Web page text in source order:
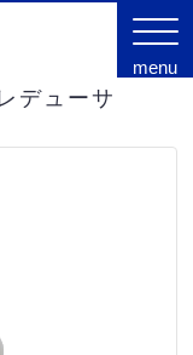
menu
デューサ